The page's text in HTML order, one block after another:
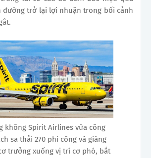
đường trở lại lợi nhuận trong bối cảnh
không Spirit Airlines vừa công
sa thải 270 phi công và giáng
trưởng xuống vị trí cơ phó, bắt